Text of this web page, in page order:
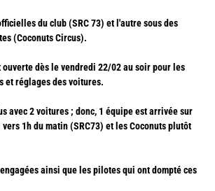
du club (SRC 73) et l'autre sous des
(Coconuts Circus).
ouverte dès le vendredi 22/02 au soir pour les
et réglages des voitures.
avec 2 voitures ; donc, 1 équipe est arrivée sur
1h du matin (SRC73) et les Coconuts plutôt
ainsi que les pilotes qui ont dompté ces